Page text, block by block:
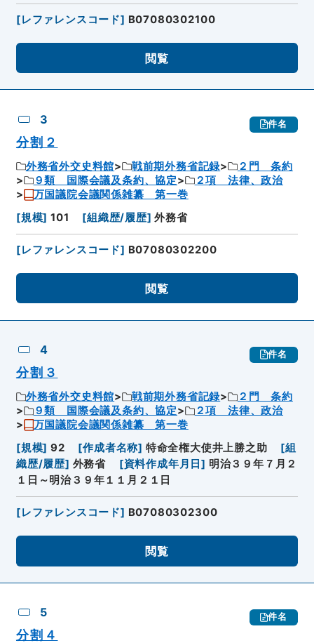
[レファレンスコード] B07080302100
閲覧
3 件名
分割２
外務省外交史料館 戦前期外務省記録
２門 条約
９類 国際会議及条約、協定
２項 法律、政治
万国議院会議関係雑纂 第一巻
[規模] 101 [組織歴/履歴] 外務省
[レファレンスコード] B07080302200
閲覧
4 件名
分割３
外務省外交史料館 戦前期外務省記録
２門 条約
９類 国際会議及条約、協定
２項 法律、政治
万国議院会議関係雑纂 第一巻
[規模] 92 [作成者名称] 特命全権大使井上勝之助 [組
織歴/履歴] 外務省 [資料作成年月日] 明治３９年７月２
１日～明治３９年１１月２１日
[レファレンスコード] B07080302300
閲覧
5 件名
分割４